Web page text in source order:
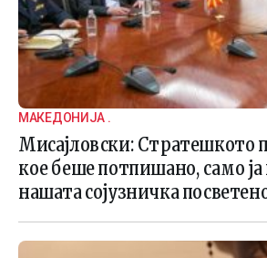
МАКЕДОНИЈА .
Мисајловски: Стратешкото
кое беше потпишано, само
нашата сојузничка